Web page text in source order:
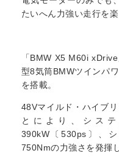
たいへん力強い走行を
「BMW X5 M60i
型8気筒BMWツインパ
を搭載。
48Vマイルド・ハイブ
とにより、シス
390kW〔530ps〕、
750Nmの力強さを発揮